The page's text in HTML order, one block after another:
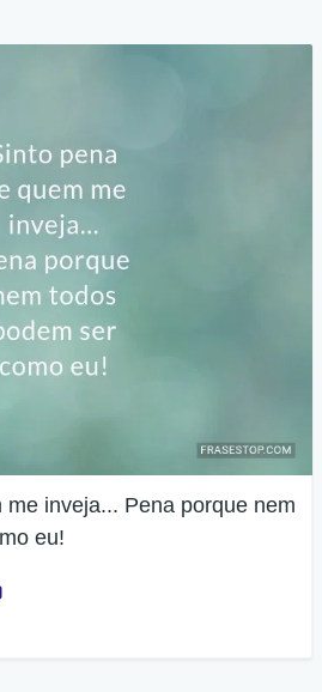
me inveja... Pena porque nem
eu!